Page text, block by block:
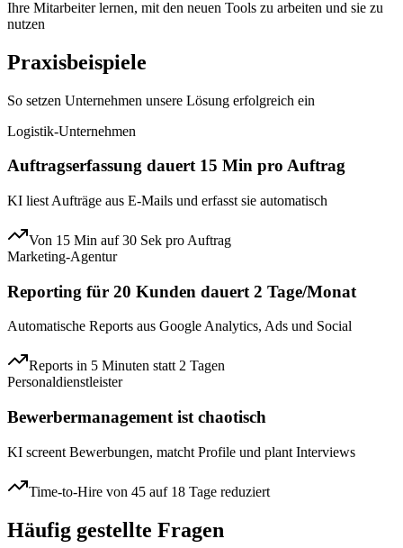
Ihre Mitarbeiter lernen, mit den neuen Tools zu arbeiten und sie zu
nutzen
Praxisbeispiele
So setzen Unternehmen unsere Lösung erfolgreich ein
Logistik-Unternehmen
Auftragserfassung dauert 15 Min pro Auftrag
KI liest Aufträge aus E-Mails und erfasst sie automatisch
Von 15 Min auf 30 Sek pro Auftrag
Marketing-Agentur
Reporting für 20 Kunden dauert 2 Tage/Monat
Automatische Reports aus Google Analytics, Ads und Social
Reports in 5 Minuten statt 2 Tagen
Personaldienstleister
Bewerbermanagement ist chaotisch
KI screent Bewerbungen, matcht Profile und plant Interviews
Time-to-Hire von 45 auf 18 Tage reduziert
Häufig gestellte Fragen